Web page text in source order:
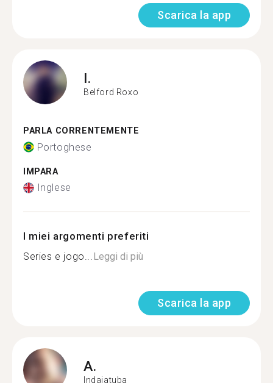
Scarica la app
I.
Belford Roxo
PARLA CORRENTEMENTE
Portoghese
IMPARA
Inglese
I miei argomenti preferiti
Series e jogo...Leggi di più
Scarica la app
A.
Indaiatuba